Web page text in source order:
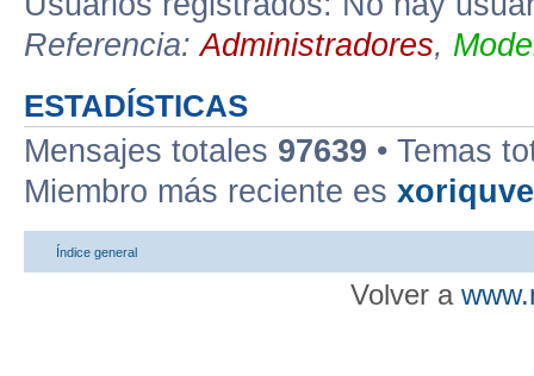
Referencia:Administradores,
ESTADÍSTICAS
Mensajes totales 97639 • Temas
Miembro más reciente es
Índice general
Volver a